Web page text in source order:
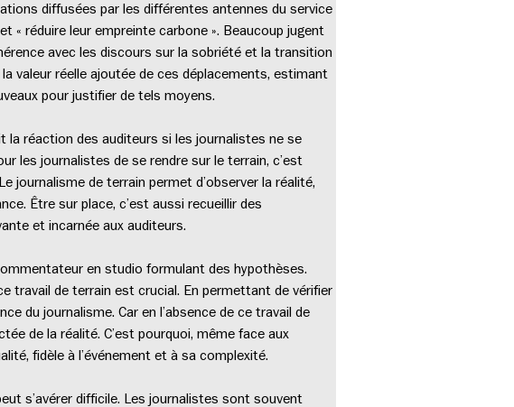
diffusées par les différentes antennes du service
« réduire leur empreinte carbone ». Beaucoup jugent
avec les discours sur la sobriété et la transition
valeur réelle ajoutée de ces déplacements, estimant
pour justifier de tels moyens.
la réaction des auditeurs si les journalistes ne se
les journalistes de se rendre sur le terrain, c’est
journalisme de terrain permet d’observer la réalité,
Être sur place, c’est aussi recueillir des
et incarnée aux auditeurs.
en studio formulant des hypothèses.
travail de terrain est crucial. En permettant de vérifier
du journalisme. Car en l’absence de ce travail de
de la réalité. C’est pourquoi, même face aux
fidèle à l’événement et à sa complexité.
s’avérer difficile. Les journalistes sont souvent